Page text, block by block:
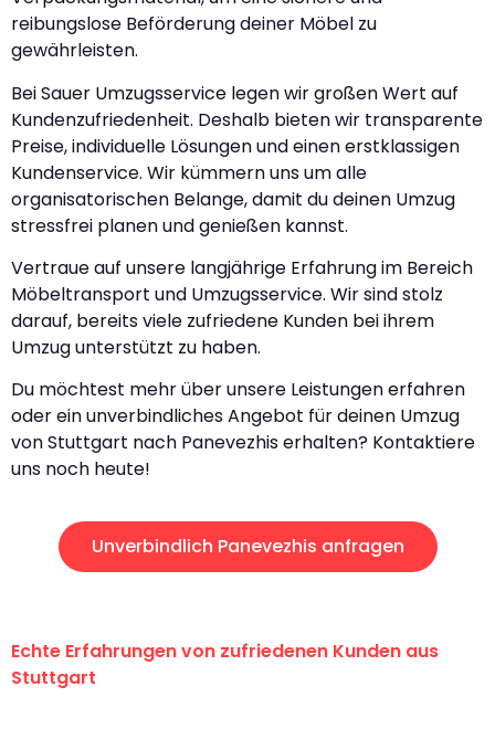
reibungslose Beförderung deiner Möbel zu
gewährleisten.
Bei Sauer Umzugsservice legen wir großen Wert auf
Kundenzufriedenheit. Deshalb bieten wir transparente
Preise, individuelle Lösungen und einen erstklassigen
Kundenservice. Wir kümmern uns um alle
organisatorischen Belange, damit du deinen Umzug
stressfrei planen und genießen kannst.
Vertraue auf unsere langjährige Erfahrung im Bereich
Möbeltransport und Umzugsservice. Wir sind stolz
darauf, bereits viele zufriedene Kunden bei ihrem
Umzug unterstützt zu haben.
Du möchtest mehr über unsere Leistungen erfahren
oder ein unverbindliches Angebot für deinen Umzug
von Stuttgart nach Panevezhis erhalten? Kontaktiere
uns noch heute!
Unverbindlich Panevezhis anfragen
Echte Erfahrungen von zufriedenen Kunden aus
Stuttgart